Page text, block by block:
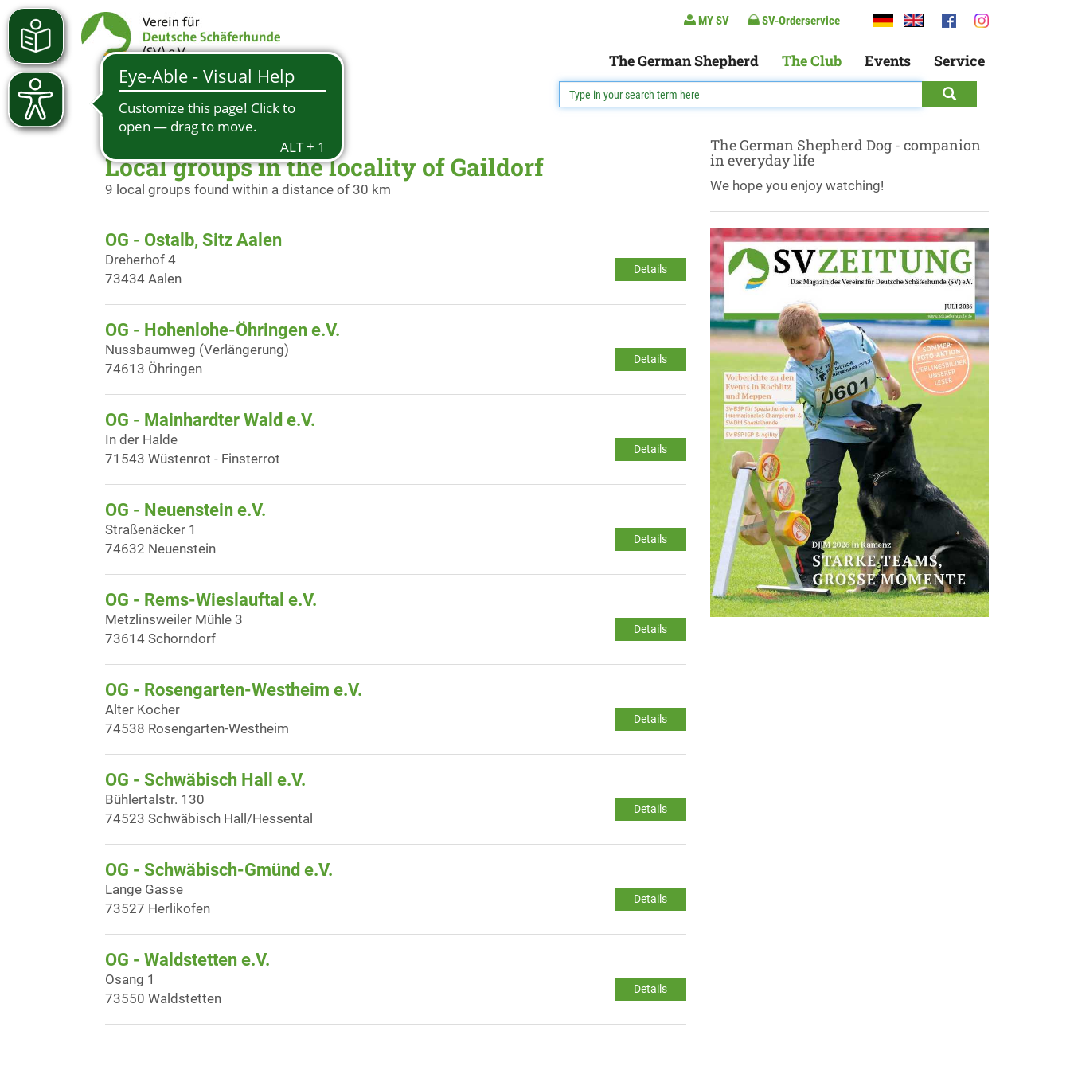
MY SV SV-Orderservice
The German Shepherd The Club Events Service
Local groups in the locality of Gaildorf
9 local groups found within a distance of 30 km
OG - Ostalb, Sitz Aalen
Details
Dreherhof 4
73434 Aalen
OG - Hohenlohe-Öhringen e.V.
Details
Nussbaumweg (Verlängerung)
74613 Öhringen
OG - Mainhardter Wald e.V.
Details
In der Halde
71543 Wüstenrot - Finsterrot
OG - Neuenstein e.V.
Details
Straßenäcker 1
74632 Neuenstein
OG - Rems-Wieslauftal e.V.
Details
Metzlinsweiler Mühle 3
73614 Schorndorf
OG - Rosengarten-Westheim e.V.
Details
Alter Kocher
74538 Rosengarten-Westheim
OG - Schwäbisch Hall e.V.
Details
Bühlertalstr. 130
74523 Schwäbisch Hall/Hessental
OG - Schwäbisch-Gmünd e.V.
Details
Lange Gasse
73527 Herlikofen
OG - Waldstetten e.V.
Details
Osang 1
73550 Waldstetten
The German Shepherd Dog - companion
in everyday life
We hope you enjoy watching!